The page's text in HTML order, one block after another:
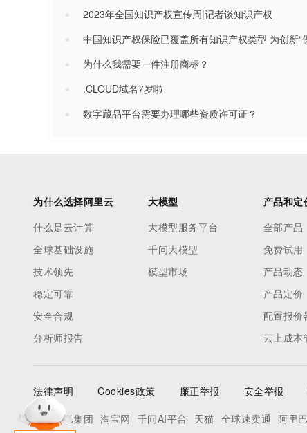
2023年全国知识产权宣传周|记者谈知识产权
中国知识产权保险已覆盖所有知识产权类型 为创新“
为什么我需要一件注册商标？
.CLOUD域名7岁啦
数字藏品平台需要办理哪些资质许可证？